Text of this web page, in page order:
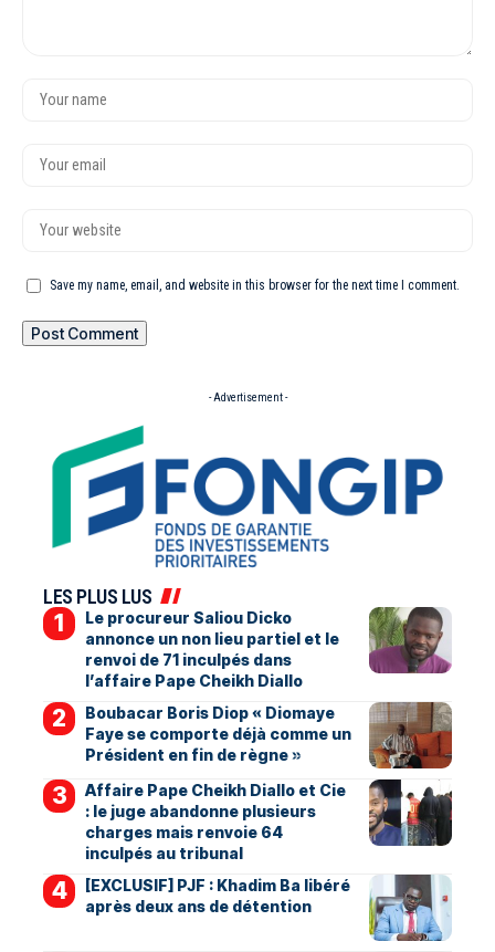
Save my name, email, and website in this browser for the next time I comment.
- Advertisement -
LES PLUS LUS
Le procureur Saliou Dicko
annonce un non lieu partiel et le
renvoi de 71 inculpés dans
l’affaire Pape Cheikh Diallo
Boubacar Boris Diop « Diomaye
Faye se comporte déjà comme un
Président en fin de règne »
Affaire Pape Cheikh Diallo et Cie
: le juge abandonne plusieurs
charges mais renvoie 64
inculpés au tribunal
[EXCLUSIF] PJF : Khadim Ba libéré
après deux ans de détention